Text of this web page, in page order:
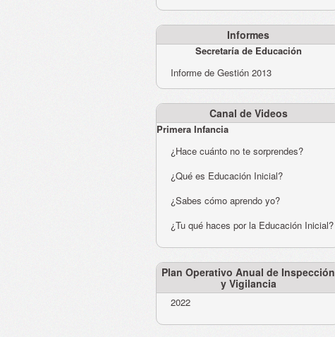
Informes
Secretaría de Educación
Informe de Gestión 2013
Canal de Videos
Primera Infancia
¿Hace cuánto no te sorprendes?
¿Qué es Educación Inicial?
¿Sabes cómo aprendo yo?
¿Tu qué haces por la Educación Inicial?
Plan Operativo Anual de Inspección
y Vigilancia
2022